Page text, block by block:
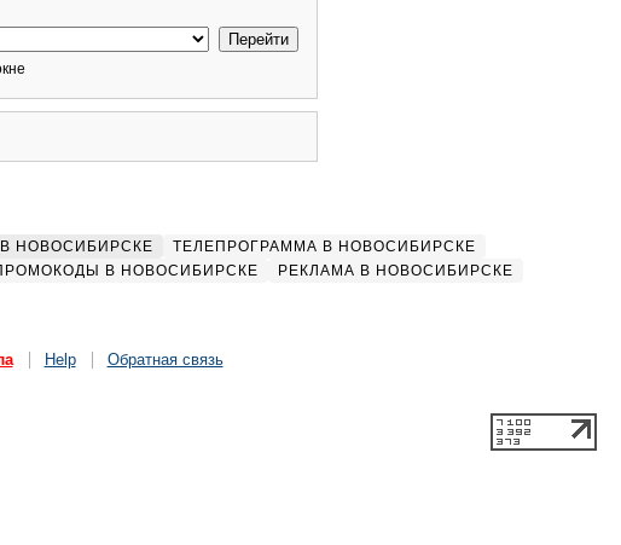
НОВОСИБИРСКЕ
ТЕЛЕПРОГРАММА В НОВОСИБИРСКЕ
В НОВОСИБИРСКЕ РЕКЛАМА В НОВОСИБИРСКЕ
Help Обратная связь